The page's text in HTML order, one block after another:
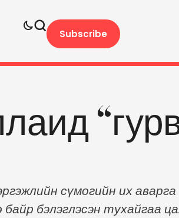
Subscribe
сүмогийн их аварга
бэлэглэсэн тухайгаа